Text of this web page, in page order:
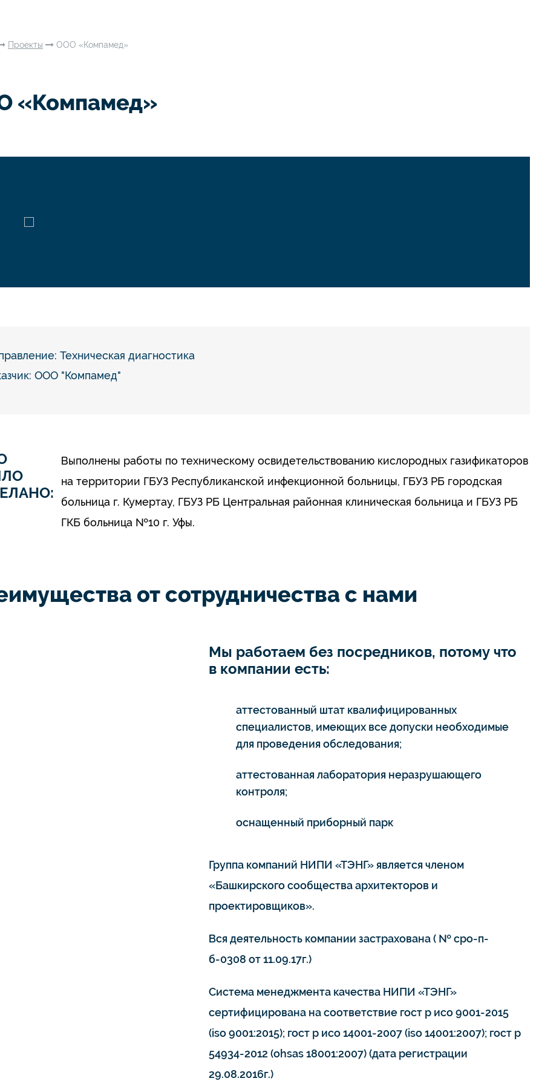
Проекты ООО «Компамед»
«Компамед»
Техническая диагностика
ООО "Компамед"
Выполнены работы по техническому освидетельствованию кислородных газификаторов
на территории ГБУЗ Республиканской инфекционной больницы, ГБУЗ РБ городская
больница г. Кумертау, ГБУЗ РБ Центральная районная клиническая больница и ГБУЗ РБ
ГКБ больница №10 г. Уфы.
от сотрудничества с нами
Мы работаем без посредников, потому что
в компании есть:
аттестованный штат квалифицированных
специалистов, имеющих все допуски необходимые
для проведения обследования;
аттестованная лаборатория неразрушающего
контроля;
оснащенный приборный парк
Группа компаний НИПИ «ТЭНГ» является членом
«Башкирского сообщества архитекторов и
проектировщиков».
Вся деятельность компании застрахована ( № сро-п-
б-0308 от 11.09.17г.)
Система менеджмента качества НИПИ «ТЭНГ»
сертифицирована на соответствие гост р исо 9001-2015
(iso 9001:2015); гост р исо 14001-2007 (iso 14001:2007); гост р
54934-2012 (ohsas 18001:2007) (дата регистрации
29.08.2016г.)